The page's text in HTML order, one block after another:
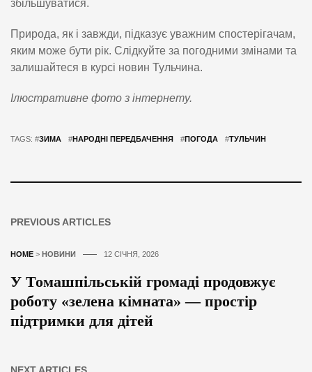
збільшуватися.
Природа, як і завжди, підказує уважним спостерігачам,
яким може бути рік. Слідкуйте за погодними змінами та
залишайтеся в курсі новин Тульчина.
Ілюстративне фото з інтернету.
TAGS: #ЗИМА #НАРОДНІ ПЕРЕДБАЧЕННЯ #ПОГОДА #ТУЛЬЧИН
PREVIOUS ARTICLES
HOME > НОВИНИ 12 СІЧНЯ, 2026
У Томашпільській громаді продовжує
роботу «зелена кімната» — простір
підтримки для дітей